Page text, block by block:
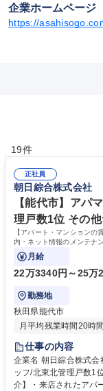
企業ホームページ
https://
19件
正社員
朝日綜合株式会社
【能代市】アパ
理戸数1位 その
【アパート・マンション
内・ネット情報のメンテナ
入居までの段取りなど
月給
22万3340円～25万
勤務地
秋田県能代市
月平均残業時間20時
仕事の内容
企業名 朝日綜合株式会社 求人名 【能代市】アパマンショップの
ッフ/北東北管理戸数1位 仕事の内容 【アパート・マンションの賃
介】・来店されたアパ